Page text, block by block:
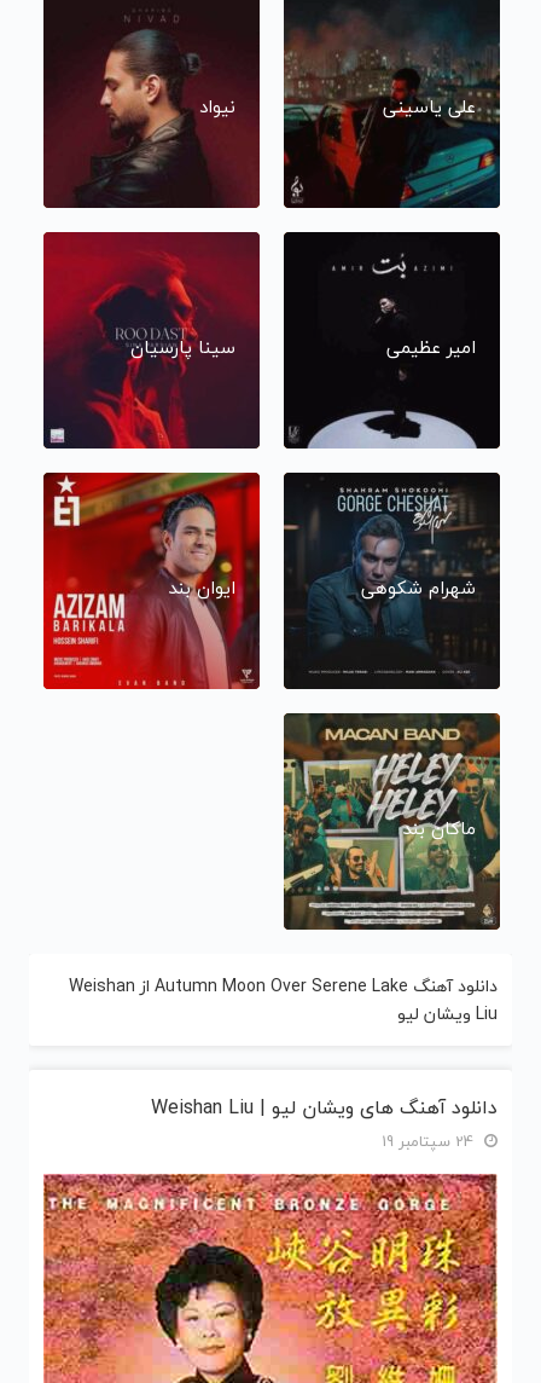
علی یاسینی نیواد
امیر عظیمی سینا پارسیان
شهرام شکوهی ایوان بند
ماکان بند
دانلود آهنگ Autumn Moon Over Serene Lake از Weishan
Liu ویشان لیو
دانلود آهنگ های ویشان لیو | Weishan Liu